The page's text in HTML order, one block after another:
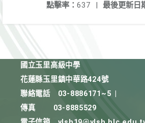
最後更新日
點擊率： 637 |
國立玉里高級中學
花蓮縣玉里鎮中華路424號
聯絡電話
03-8886171~5
傳真
03-8885529